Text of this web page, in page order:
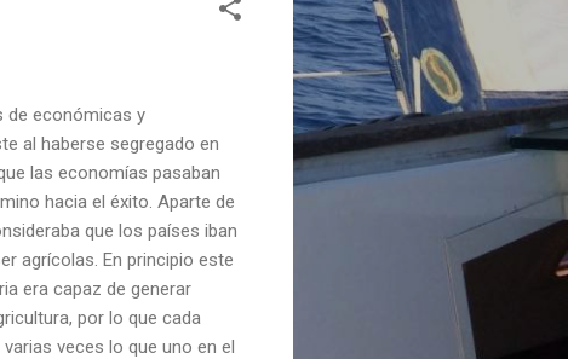
de económicas y
al haberse segregado en
las economías pasaban
hacia el éxito. Aparte de
que los países iban
agrícolas. En principio este
era capaz de generar
por lo que cada
veces lo que uno en el